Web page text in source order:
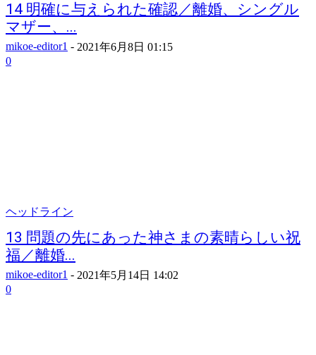
14 明確に与えられた確認／離婚、シングル
マザー、...
mikoe-editor1 - 2021年6月8日 01:15
0
ヘッドライン
13 問題の先にあった神さまの素晴らしい祝
福／離婚...
mikoe-editor1 - 2021年5月14日 14:02
0